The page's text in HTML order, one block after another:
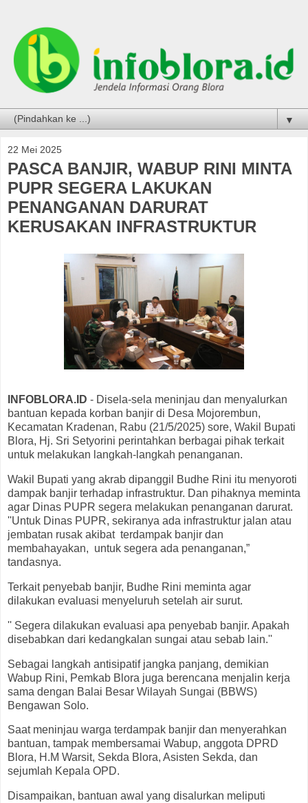
▼
22 Mei 2025
PASCA BANJIR, WABUP RINI MINTA
PUPR SEGERA LAKUKAN
PENANGANAN DARURAT
KERUSAKAN INFRASTRUKTUR
INFOBLORA.ID - Disela-sela meninjau dan menyalurkan
bantuan kepada korban banjir di Desa Mojorembun,
Kecamatan Kradenan, Rabu (21/5/2025) sore, Wakil Bupati
Blora, Hj. Sri Setyorini perintahkan berbagai pihak terkait
untuk melakukan langkah-langkah penanganan.
Wakil Bupati yang akrab dipanggil Budhe Rini itu menyoroti
dampak banjir terhadap infrastruktur. Dan pihaknya meminta
agar Dinas PUPR segera melakukan penanganan darurat.
''Untuk Dinas PUPR, sekiranya ada infrastruktur jalan atau
jembatan rusak akibat terdampak banjir dan
membahayakan, untuk segera ada penanganan,”
tandasnya.
Terkait penyebab banjir, Budhe Rini meminta agar
dilakukan evaluasi menyeluruh setelah air surut.
'' Segera dilakukan evaluasi apa penyebab banjir. Apakah
disebabkan dari kedangkalan sungai atau sebab lain.''
Sebagai langkah antisipatif jangka panjang, demikian
Wabup Rini, Pemkab Blora juga berencana menjalin kerja
sama dengan Balai Besar Wilayah Sungai (BBWS)
Bengawan Solo.
Saat meninjau warga terdampak banjir dan menyerahkan
bantuan, tampak membersamai Wabup, anggota DPRD
Blora, H.M Warsit, Sekda Blora, Asisten Sekda, dan
sejumlah Kepala OPD.
Disampaikan, bantuan awal yang disalurkan meliputi